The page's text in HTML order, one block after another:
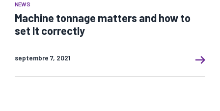
NEWS
Machine tonnage matters and how to
set It correctly
septembre 7, 2021